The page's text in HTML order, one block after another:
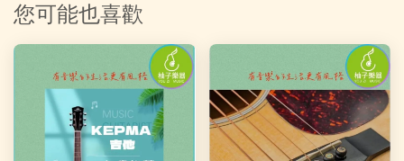
您可能也喜歡